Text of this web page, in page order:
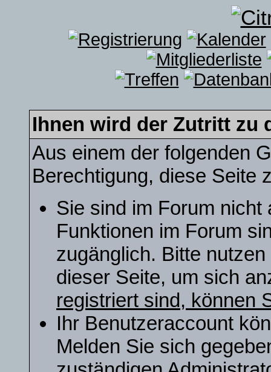
Ihnen wird der Zutritt zu
Aus einem der folgenden
Berechtigung, diese Seite
Sie sind im Forum nicht
Funktionen im Forum
zugänglich. Bitte
dieser Seite, um sich
registriert sind, können
Ihr Benutzeraccount
Melden Sie sich